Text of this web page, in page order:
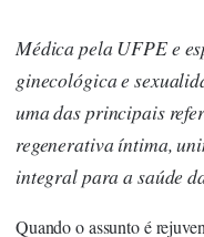
Médica pela UFPE e
ginecológica e
uma das principais
regenerativa íntima,
integral para a saúde
Quando o assunto é